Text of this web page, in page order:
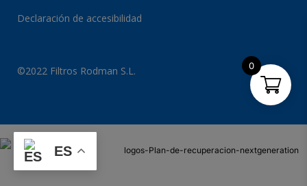
Declaración de accesibilidad
©2022 Filtros Rodman S.L.
ES
0